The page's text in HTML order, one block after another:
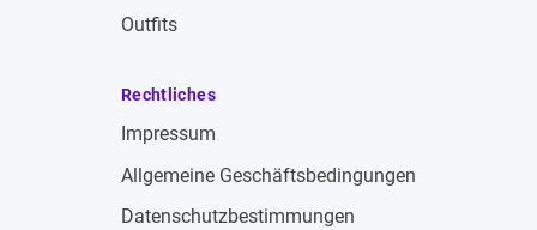
Outfits
Rechtliches
Impressum
Allgemeine Geschäftsbedingungen
Datenschutzbestimmungen